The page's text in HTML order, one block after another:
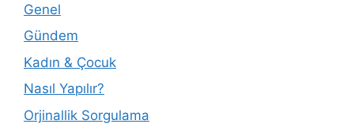
Genel
Gündem
Kadın & Çocuk
Nasıl Yapılır?
Orjinallik Sorgulama